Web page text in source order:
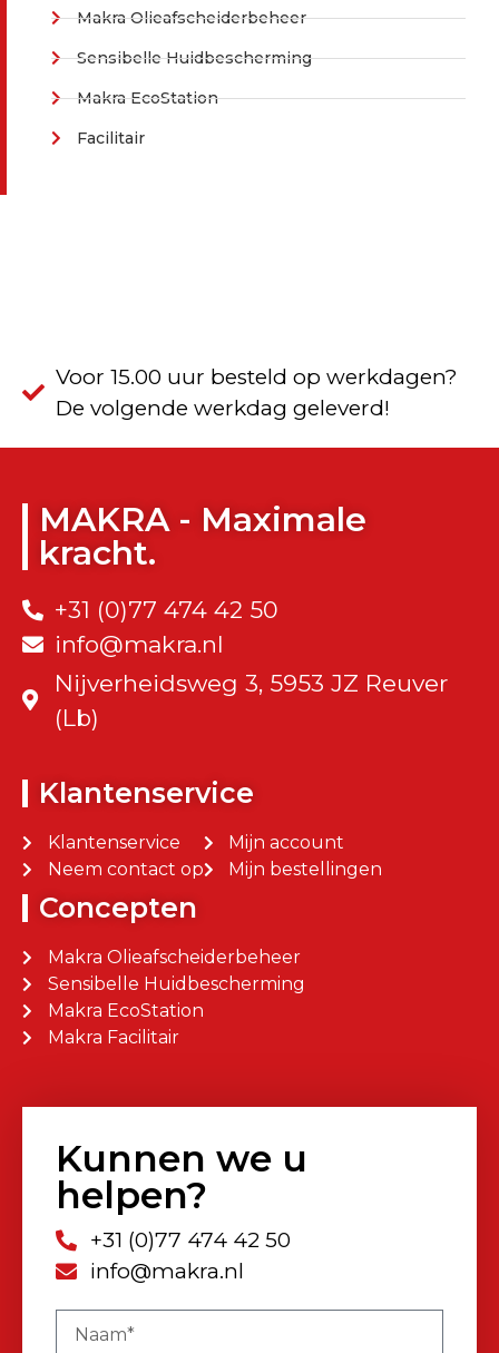
Makra Olieafscheiderbeheer
Sensibelle Huidbescherming
Makra EcoStation
Facilitair
Voor 15.00 uur besteld op werkdagen?
De volgende werkdag geleverd!
MAKRA - Maximale
kracht.
+31 (0)77 474 42 50
info@makra.nl
Nijverheidsweg 3, 5953 JZ Reuver
(Lb)
Klantenservice
Klantenservice
Neem contact op
Mijn account
Mijn bestellingen
Concepten
Makra Olieafscheiderbeheer
Sensibelle Huidbescherming
Makra EcoStation
Makra Facilitair
Kunnen we u
helpen?
+31 (0)77 474 42 50
info@makra.nl